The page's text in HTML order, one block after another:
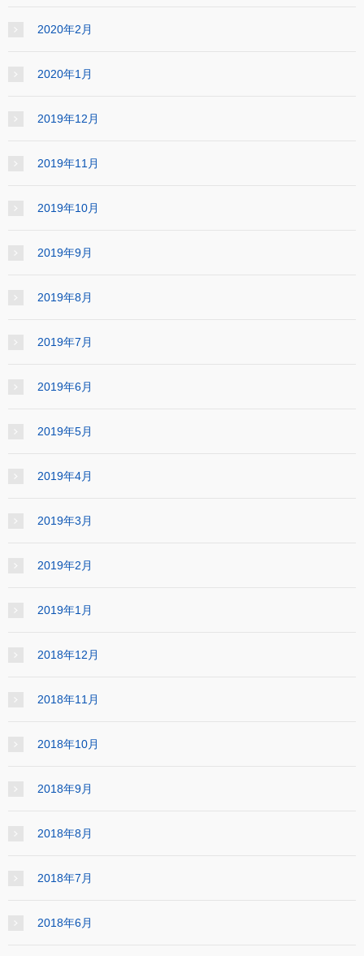
2020年2月
2020年1月
2019年12月
2019年11月
2019年10月
2019年9月
2019年8月
2019年7月
2019年6月
2019年5月
2019年4月
2019年3月
2019年2月
2019年1月
2018年12月
2018年11月
2018年10月
2018年9月
2018年8月
2018年7月
2018年6月